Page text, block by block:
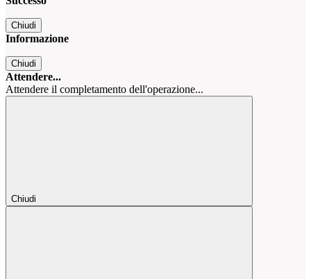
Chiudi
Informazione
Chiudi
Attendere...
Attendere il completamento dell'operazione...
Chiudi